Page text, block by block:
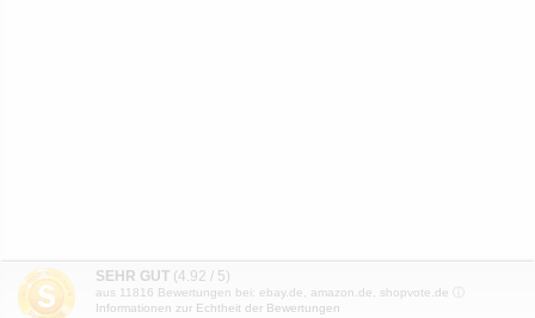
SEHR GUT (4.92 / 5)
aus 11816 Bewertungen bei: ebay.de, amazon.de, shopvote.de ⓘ
Informationen zur Echtheit der Bewertungen